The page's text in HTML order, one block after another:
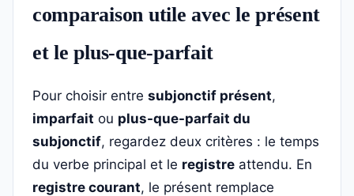
comparaison utile avec le présent
et le plus-que-parfait
Pour choisir entre subjonctif présent,
imparfait ou plus-que-parfait du
subjonctif, regardez deux critères : le temps
du verbe principal et le registre attendu. En
registre courant, le présent remplace